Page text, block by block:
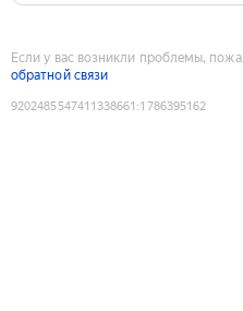
Если у вас возникли проблемы,
обратной связи
9202485547411338661 :1786395162